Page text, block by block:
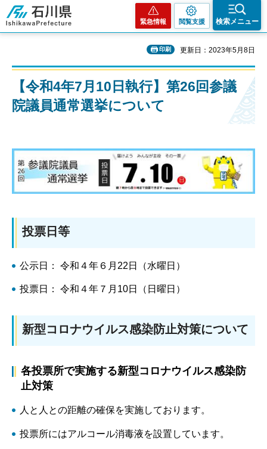
石川県
緊急情報 閲覧支援 検索メニュー
印刷 更新日：2023年5月8日
【令和4年7月10日執行】第26回参議
院議員通常選挙について
投票日等
公示日： 令和４年６月22日（水曜日）
投票日： 令和４年７月10日（日曜日）
新型コロナウイルス感染防止対策について
各投票所で実施する新型コロナウイルス感染防
止対策
人と人との距離の確保を実施しております。
投票所にはアルコール消毒液を設置しています。